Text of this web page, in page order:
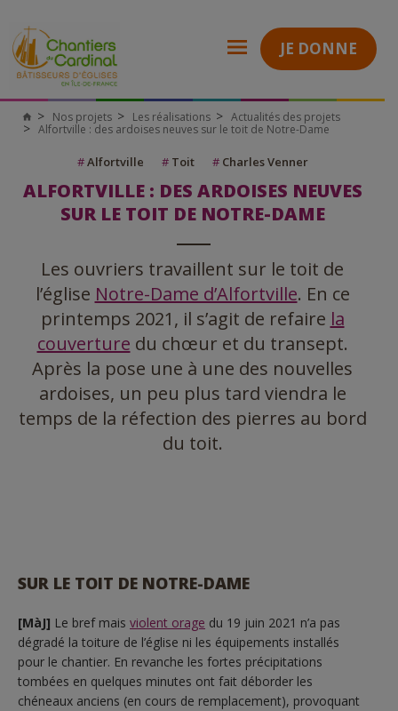
JE DONNE
Nos projets Les réalisations
Actualités des projets
Alfortville : des ardoises neuves sur le toit de Notre-Dame
#Alfortville #Toit #Charles Venner
ALFORTVILLE : DES ARDOISES NEUVES
SUR LE TOIT DE NOTRE-DAME
Les ouvriers travaillent sur le toit de
l’église Notre-Dame d’Alfortville. En ce
printemps 2021, il s’agit de refaire la
couverture du chœur et du transept.
Après la pose une à une des nouvelles
ardoises, un peu plus tard viendra le
temps de la réfection des pierres au bord
du toit.
SUR LE TOIT DE NOTRE-DAME
[MàJ] Le bref mais violent orage du 19 juin 2021 n’a pas
dégradé la toiture de l’église ni les équipements installés
pour le chantier. En revanche les fortes précipitations
tombées en quelques minutes ont fait déborder les
chéneaux anciens (en cours de remplacement), provoquant